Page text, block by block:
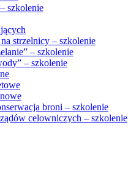
szkolenie
strzelnicy – szkolenie
– szkolenie
– szkolenie
broni – szkolenie
celowniczych – szkolenie